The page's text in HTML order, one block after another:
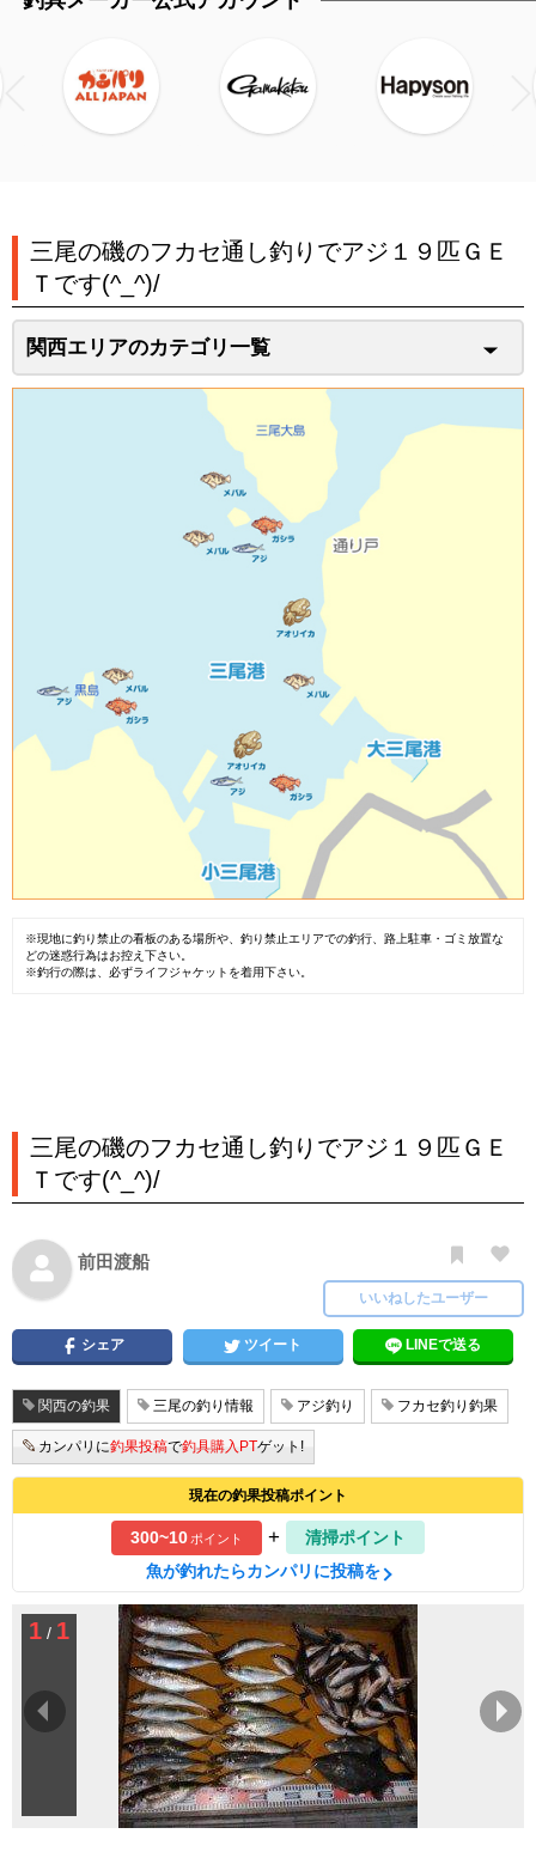
三尾の磯のフカセ通し釣りでアジ１９匹ＧＥ
Ｔです(^_^)/
関西エリアのカテゴリ一覧
※現地に釣り禁止の看板のある場所や、釣り禁止エリアでの釣行、路上駐車・ゴミ放置な
どの迷惑行為はお控え下さい。
※釣行の際は、必ずライフジャケットを着用下さい。
三尾の磯のフカセ通し釣りでアジ１９匹ＧＥ
Ｔです(^_^)/
前田渡船
いいねしたユーザー
シェア ツイート LINEで送る
関西の釣果 三尾の釣り情報 アジ釣り フカセ釣り釣果
カンパリに釣果投稿で釣具購入PTゲット!
現在の釣果投稿ポイント
300~10ポイント +
清掃ポイント
魚が釣れたらカンパリに投稿を
1 / 1